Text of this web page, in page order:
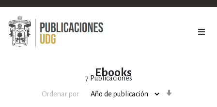
Ebooks
7 Publicaciones
Ordenar por